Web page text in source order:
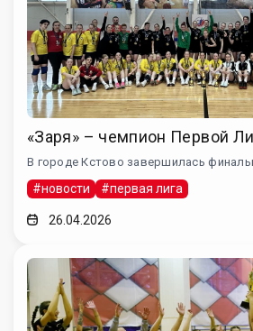
«Заря» – чемпион Первой
В городе Кстово завершилась
#новости #первая лига
26.04.2026